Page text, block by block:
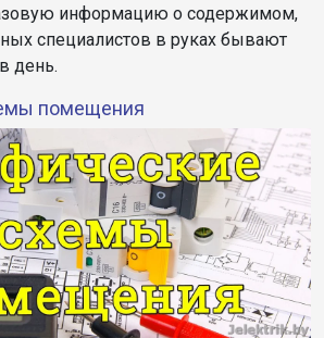
информацию о содержимом,
специалистов в руках бывают
день.
помещения